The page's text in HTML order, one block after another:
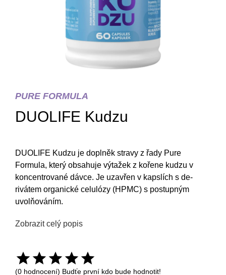
PURE FORMULA
DUOLIFE Kudzu
DUOLIFE Kudzu je doplněk stravy z řady Pure
Formula, který obsahuje výtažek z kořene kudzu v
koncentrované dávce. Je uzavřen v kapslích s de-
rivátem organické celulózy (HPMC) s postupným
uvolňováním.
Zobrazit celý popis
(0 hodnocení) Budťe první kdo bude hodnotit!